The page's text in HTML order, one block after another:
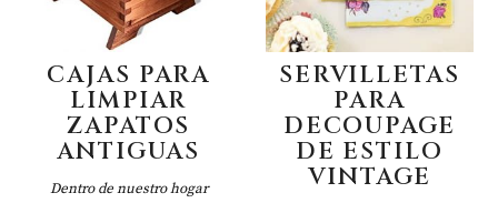
CAJAS PARA
LIMPIAR
ZAPATOS
ANTIGUAS
Dentro de nuestro hogar
SERVILLETAS
PARA
DECOUPAGE
DE ESTILO
VINTAGE